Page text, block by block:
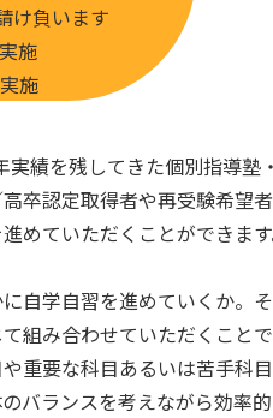
け負います
施
施
績を残してきた個別指導
卒認定取得者や再受験希望
めていただくことができます
自学自習を進めていくか。
組み合わせていただくこと
重要な科目あるいは苦手科
バランスを考えながら効率